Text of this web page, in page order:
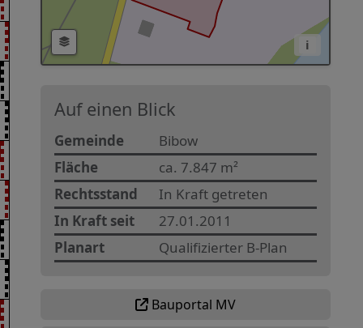
i
Auf einen Blick
Gemeinde
Bibow
Fläche
ca. 7.847 m²
Rechtsstand
In Kraft getreten
In Kraft seit
27.01.2011
Planart
Qualifizierter B-Plan
Bauportal MV